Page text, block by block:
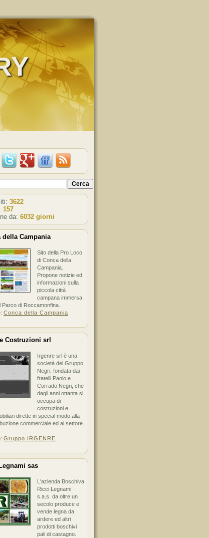
3622
157
da: 6032 giorni
della Campania
Sito della Pro Loco
di Conca della
Campania.
Propone notizie ed
informazioni sulla
piccola città
campana immersa
Parco di Roccamonfina.
: Conca della Campania
Costruzioni srl
Irgenre srl è una
società del Gruppo
Negri, fondata dai
fratelli Paolo e
Corrado Negri, che
dagli anni ottanta si
occupa di
costruzioni e
dirette in special modo alla
commerciale ed al settore
: Gruppo IRGENRE
sas
L'azienda Boschiva
Ricci Legnami
s.a.s. da oltre un
secolo produce e
vende legna da
ardere ed altri
prodotti boschivi
pali di castagno.